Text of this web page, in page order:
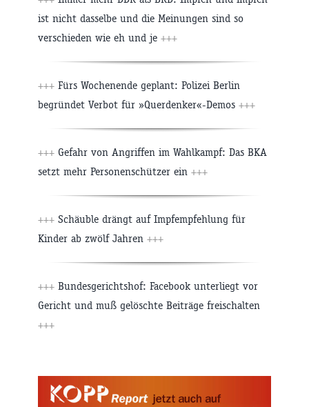
ist nicht dasselbe und die Meinungen sind so
verschieden wie eh und je +++
+++ Fürs Wochenende geplant: Polizei Berlin
begründet Verbot für »Querdenker«-Demos +++
+++ Gefahr von Angriffen im Wahlkampf: Das BKA
setzt mehr Personenschützer ein +++
+++ Schäuble drängt auf Impfempfehlung für
Kinder ab zwölf Jahren +++
+++ Bundesgerichtshof: Facebook unterliegt vor
Gericht und muß gelöschte Beiträge freischalten
+++